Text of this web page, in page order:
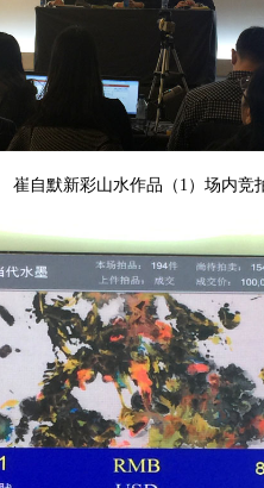
崔自默新彩山水作品（1）场内竞